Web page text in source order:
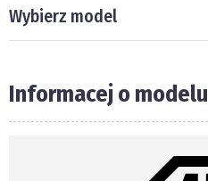
Wybierz model
Informacej o modelu